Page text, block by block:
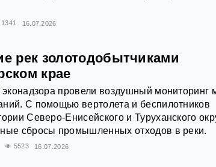
1341 16.07.2026
рек золотодобытчиками
крае
провели воздушный мониторинг
С помощью вертолета и беспилотников
Северо-Енисейского и Туруханского
сбросы промышленных отходов в реки.
5523 16.07.2026